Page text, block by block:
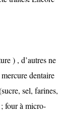
) , d’autres ne
dentaire
sel, farines,
four à micro-